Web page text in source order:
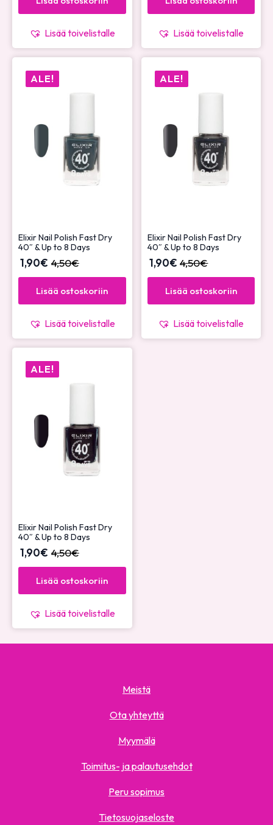
Lisää toivelistalle Lisää toivelistalle
ALE!
Elixir Nail Polish Fast Dry
40″ & Up to 8 Days
4,50€
1,90€
Lisää ostoskoriin
Lisää toivelistalle
ALE!
Elixir Nail Polish Fast Dry
40″ & Up to 8 Days
4,50€
1,90€
Lisää ostoskoriin
Lisää toivelistalle
ALE!
Elixir Nail Polish Fast Dry
40″ & Up to 8 Days
4,50€
1,90€
Lisää ostoskoriin
Lisää toivelistalle
Meistä
Ota yhteyttä
Myymälä
Toimitus- ja palautusehdot
Peru sopimus
Tietosuojaseloste